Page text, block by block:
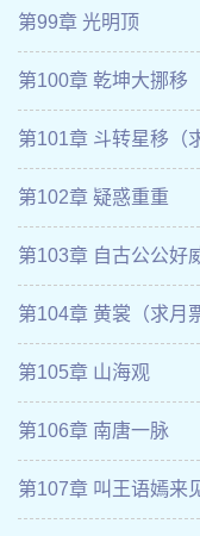
第99章 光明顶
第100章 乾坤大挪移
第101章 斗转星移（
第102章 疑惑重重
第103章 自古公公好
第104章 黄裳（求月
第105章 山海观
第106章 南唐一脉
第107章 叫王语嫣来